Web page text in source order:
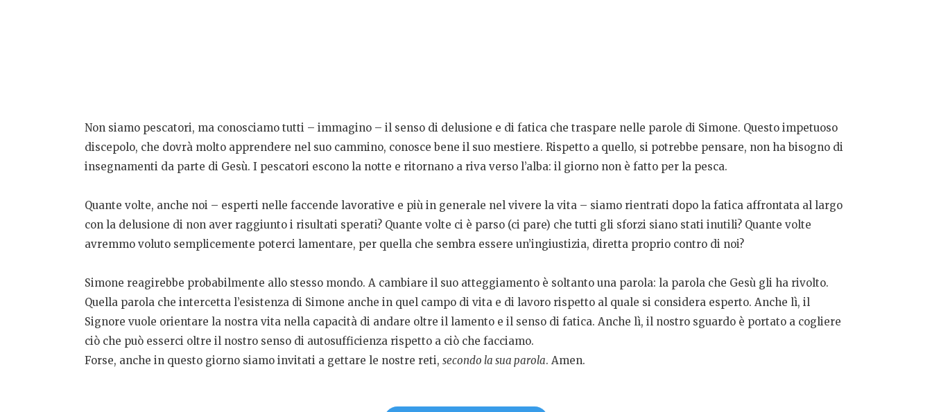
Non siamo pescatori, ma conosciamo tutti – immagino – il senso di delusione e di fatica che traspare nelle parole di Simone. Questo impetuoso
discepolo, che dovrà molto apprendere nel suo cammino, conosce bene il suo mestiere. Rispetto a quello, si potrebbe pensare, non ha bisogno di
insegnamenti da parte di Gesù. I pescatori escono la notte e ritornano a riva verso l’alba: il giorno non è fatto per la pesca.
Quante volte, anche noi – esperti nelle faccende lavorative e più in generale nel vivere la vita – siamo rientrati dopo la fatica affrontata al largo
con la delusione di non aver raggiunto i risultati sperati? Quante volte ci è parso (ci pare) che tutti gli sforzi siano stati inutili? Quante volte
avremmo voluto semplicemente poterci lamentare, per quella che sembra essere un’ingiustizia, diretta proprio contro di noi?
Simone reagirebbe probabilmente allo stesso mondo. A cambiare il suo atteggiamento è soltanto una parola: la parola che Gesù gli ha rivolto.
Quella parola che intercetta l’esistenza di Simone anche in quel campo di vita e di lavoro rispetto al quale si considera esperto. Anche lì, il
Signore vuole orientare la nostra vita nella capacità di andare oltre il lamento e il senso di fatica. Anche lì, il nostro sguardo è portato a cogliere
ciò che può esserci oltre il nostro senso di autosufficienza rispetto a ciò che facciamo.
Forse, anche in questo giorno siamo invitati a gettare le nostre reti, secondo la sua parola. Amen.